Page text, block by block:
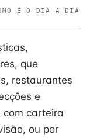
É O DIA A DIA
que
restaurantes
e
com carteira
ou por